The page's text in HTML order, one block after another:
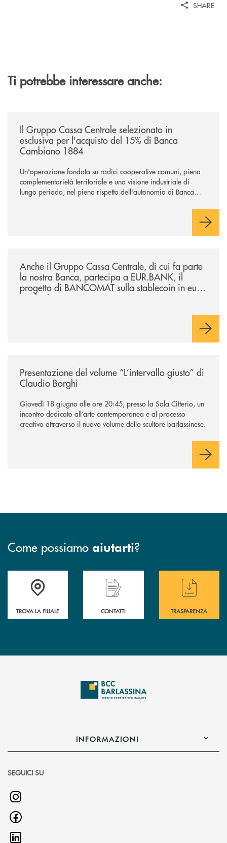
SHARE
Ti potrebbe interessare anche:
Il Gruppo Cassa Centrale selezionato in
esclusiva per l'acquisto del 15% di Banca
Cambiano 1884
Un'operazione fondata su radici cooperative comuni, piena
complementarietà territoriale e una visione industriale di
lungo periodo, nel pieno rispetto dell'autonomia di Banca
negoziazione esclusiva per la finalizzazione dell’operazione.
Anche il Gruppo Cassa Centrale, di cui fa parte
la nostra Banca, partecipa a EUR.BANK, il
progetto di BANCOMAT sulla stablecoin in euro
e sul relativo ecosistema
Presentazione del volume “L’intervallo giusto” di
Claudio Borghi
Giovedì 18 giugno alle ore 20:45, presso la Sala Citterio, un
incontro dedicato all’arte contemporanea e al processo
creativo attraverso il nuovo volume dello scultore barlassinese.
Come possiamo aiutarti?
Accedi all' elenco completo delle filiali di BCC Barlassina.
TROVA LA FILIALE
Hai bisogno di assistenza immediata ?
CONTATTI
Hai bisogno di
TRASPARENZA
INFORMAZIONI
SEGUICI SU